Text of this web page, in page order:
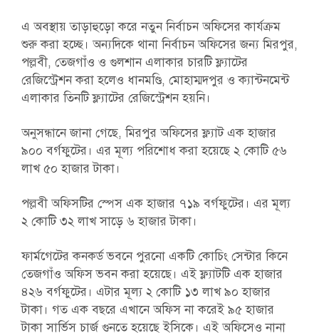
এ অবস্থায় তাড়াহুড়ো করে নতুন নির্বাচন অফিসের কার্যক্রম
শুরু করা হচ্ছে। অন্যদিকে থানা নির্বাচন অফিসের জন্য মিরপুর,
পল্লবী, তেজগাঁও ও গুলশান এলাকার চারটি ফ্ল্যাটের
রেজিস্ট্রেশন করা হলেও ধানমণ্ডি, মোহাম্মদপুর ও ক্যান্টনমেন্ট
এলাকার তিনটি ফ্ল্যাটের রেজিস্ট্রেশন হয়নি।
অনুসন্ধানে জানা গেছে, মিরপুর অফিসের ফ্ল্যাট এক হাজার
৯০০ বর্গফুটের। এর মূল্য পরিশোধ করা হয়েছে ২ কোটি ৫৬
লাখ ৫০ হাজার টাকা।
পল্লবী অফিসটির স্পেস এক হাজার ৭১৯ বর্গফুটের। এর মূল্য
২ কোটি ৩২ লাখ সাড়ে ৬ হাজার টাকা।
ফার্মগেটের কনকর্ড ভবনে পুরনো একটি কোচিং সেন্টার কিনে
তেজগাঁও অফিস ভবন করা হয়েছে। এই ফ্ল্যাটটি এক হাজার
৪২৬ বর্গফুটের। এটার মূল্য ২ কোটি ১৩ লাখ ৯০ হাজার
টাকা। গত এক বছরে এখানে অফিস না করেই ৯৫ হাজার
টাকা সার্ভিস চার্জ গুনতে হয়েছে ইসিকে। এই অফিসেও নানা